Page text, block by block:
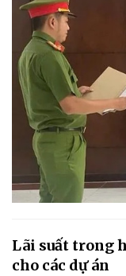
Lãi suất trong
cho các dự án